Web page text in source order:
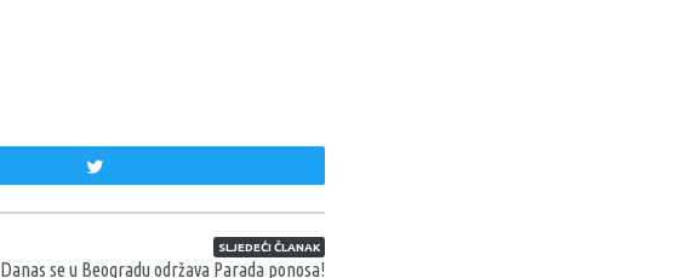
SLJEDEĆI ČLANAK
Danas se u Beogradu održava Parada ponosa!